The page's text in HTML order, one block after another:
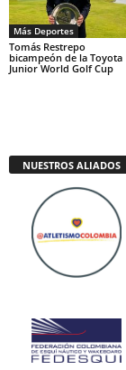
Más Deportes
Tomás Restrepo
bicampeón de la Toyota
Junior World Golf Cup
NUESTROS ALIADOS